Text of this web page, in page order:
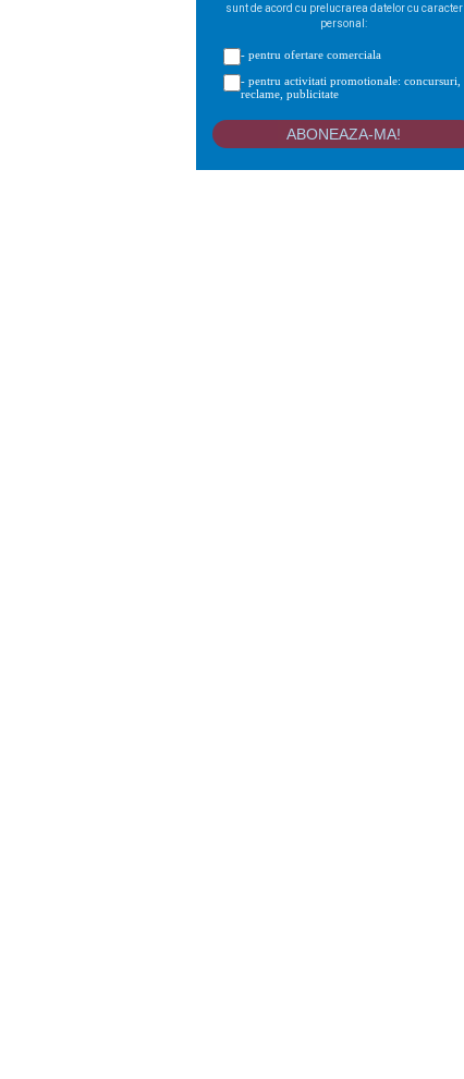
sunt de acord cu prelucrarea datelor cu caracter
personal:
- pentru ofertare comerciala
- pentru activitati promotionale: concursuri,
reclame, publicitate